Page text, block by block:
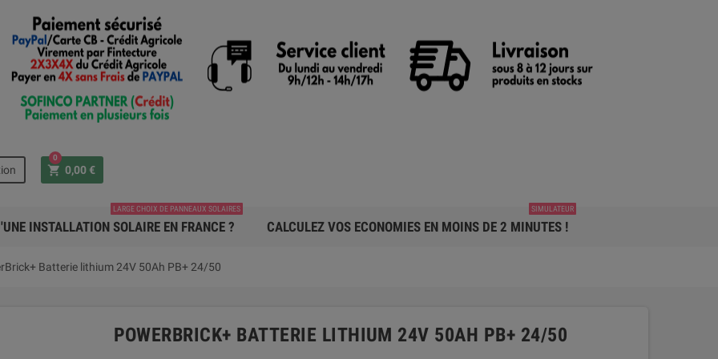
shopping_cart 0,00 €
0
INSTALLATION SOLAIRE EN FRANCE ?
LARGE CHOIX DE PANNEAUX SOLAIRES
CALCULEZ VOS ECONOMIES EN MOINS DE 2 MINUTES !
SIMULATEUR
Batterie lithium 24V 50Ah PB+ 24/50
POWERBRICK+ BATTERIE LITHIUM 24V 50AH PB+ 24/50